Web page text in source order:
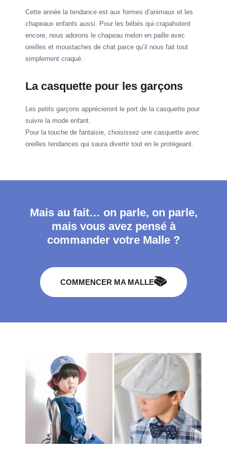
Cette année la tendance est aux formes d’animaux et les
chapeaux enfants aussi. Pour les bébés qui crapahutent
encore, nous adorons le chapeau melon en paille avec
oreilles et moustaches de chat parce qu’il nous fait tout
simplement craqué.
La casquette pour les garçons
Les petits garçons apprécieront le port de la casquette pour
suivre la mode enfant.
Pour la touche de fantaisie, choisissez une casquette avec
oreilles tendances qui saura divertir tout en le protégeant.
Mais au fait… on parle, on parle,
mais vous avez pensé à
commander votre Malle ?
COMMENCER MA MALLE